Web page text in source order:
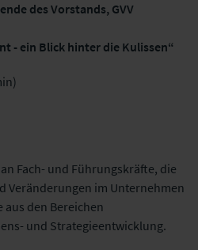
des Vorstands, GVV
- ein Blick hinter die Kulissen“
Fach- und Führungskräfte, die
Veränderungen im Unternehmen
den Bereichen
und Strategieentwicklung.